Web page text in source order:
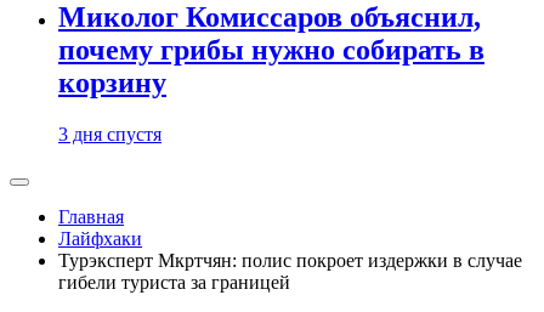
Миколог Комиссаров объяснил,
почему грибы нужно собирать в
корзину
3 дня спустя
Главная
Лайфхаки
Турэксперт Мкртчян: полис покроет издержки в случае
гибели туриста за границей